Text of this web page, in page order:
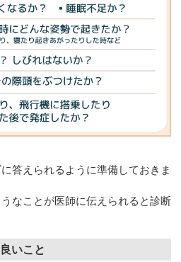
答えられるように準備しておきま
なことが医師に伝えられると診断
いこと